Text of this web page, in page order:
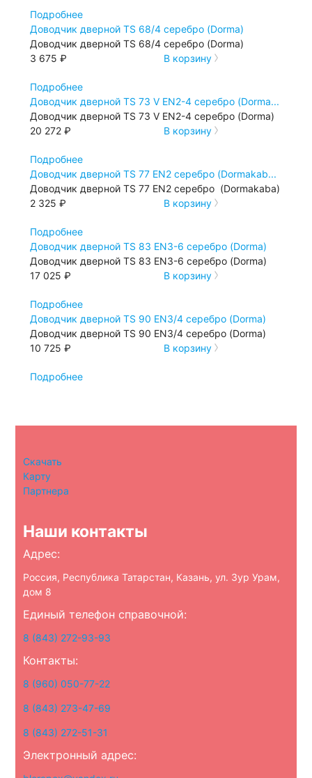
Подробнее
Доводчик дверной TS 68/4 серебро (Dorma)
Доводчик дверной TS 68/4 серебро (Dorma)
3 675 ₽
В корзину
Подробнее
Доводчик дверной TS 73 V EN2-4 серебро (Dorma...
Доводчик дверной TS 73 V EN2-4 серебро (Dorma)
20 272 ₽
В корзину
Подробнее
Доводчик дверной TS 77 ЕN2 серебро (Dormakab...
Доводчик дверной TS 77 ЕN2 серебро (Dormakaba)
2 325 ₽
В корзину
Подробнее
Доводчик дверной TS 83 EN3-6 серебро (Dorma)
Доводчик дверной TS 83 EN3-6 серебро (Dorma)
17 025 ₽
В корзину
Подробнее
Доводчик дверной TS 90 EN3/4 серебро (Dorma)
Доводчик дверной TS 90 EN3/4 серебро (Dorma)
10 725 ₽
В корзину
Подробнее
Скачать
Карту
Партнера
Наши контакты
Адрес:
Россия, Республика Татарстан, Казань, ул. Зур Урам,
дом 8
Единый телефон справочной:
8 (843) 272-93-93
Контакты:
8 (960) 050-77-22
8 (843) 273-47-69
8 (843) 272-51-31
Электронный адрес: